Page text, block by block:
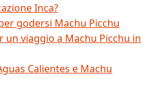
Inca?
godersi Machu Picchu
un viaggio a Machu Picchu in
Calientes e Machu